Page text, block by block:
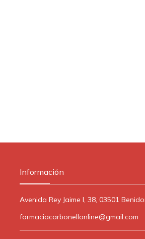
Información
Avenida Rey Jaime I, 38, 03501
farmaciacarbonellonline@gmail.com